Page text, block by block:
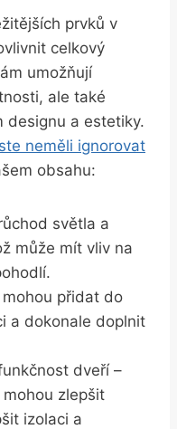
prvků ⁤v
celkový
umožňují⁣
ale také
designu a estetiky.
neměli ignorovat
obsahu:
světla ‍a
může mít vliv na‌
přidat do
a dokonale doplnit
dveří –
zlepšit
izolaci ⁢a